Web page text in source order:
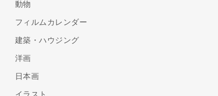
動物
フィルムカレンダー
建築・ハウジング
洋画
日本画